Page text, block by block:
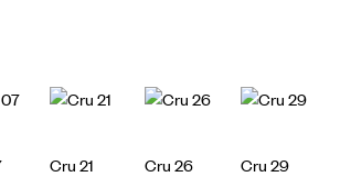
Cru 21 Cru 26 Cru 29